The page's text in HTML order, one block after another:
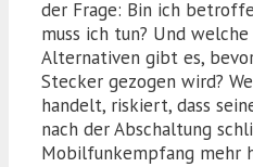
der Frage: Bin ich
muss ich tun? Und welche
Alternativen gibt es,
Stecker gezogen wird?
handelt, riskiert, dass
nach der Abschaltung
Mobilfunkempfang mehr